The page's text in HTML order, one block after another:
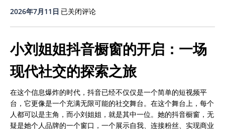
2026年7月11日 小
姐
抖
音
橱
窗
怎
么
开-
已关闭评论
小刘姐姐抖音橱窗的开启：一场
现代社交的探索之旅
在这个信息爆炸的时代，抖音已经不仅仅是一个简单的短视频平
台，它更像是一个充满无限可能的社交舞台。在这个舞台上，每个
人都可以是主角，而小刘姐姐，就是其中一位。她的抖音橱窗，无
疑是她个人品牌的一个窗口，一个展示自我、连接粉丝、实现商业